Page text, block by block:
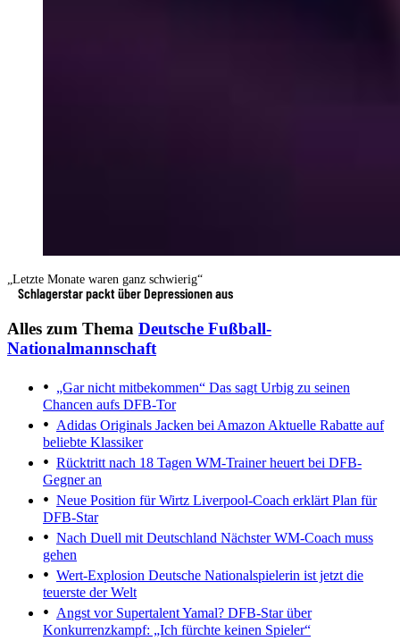
„Letzte Monate waren ganz schwierig“
Schlagerstar packt über Depressionen aus
Alles zum Thema Deutsche Fußball-
Nationalmannschaft
„Gar nicht mitbekommen“ Das sagt Urbig zu seinen
Chancen aufs DFB-Tor
Adidas Originals Jacken bei Amazon Aktuelle Rabatte auf
beliebte Klassiker
Rücktritt nach 18 Tagen WM-Trainer heuert bei DFB-
Gegner an
Neue Position für Wirtz Liverpool-Coach erklärt Plan für
DFB-Star
Nach Duell mit Deutschland Nächster WM-Coach muss
gehen
Wert-Explosion Deutsche Nationalspielerin ist jetzt die
teuerste der Welt
Angst vor Supertalent Yamal? DFB-Star über
Konkurrenzkampf: „Ich fürchte keinen Spieler“